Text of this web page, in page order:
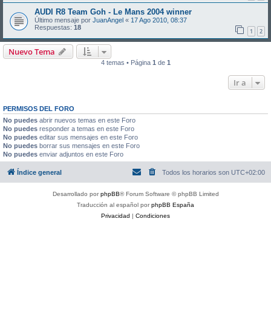
AUDI R8 Team Goh - Le Mans 2004 winner
Último mensaje por JuanAngel « 17 Ago 2010, 08:37
Respuestas: 18 1 2
Nuevo Tema
4 temas • Página 1 de 1
Ir a
PERMISOS DEL FORO
No puedes abrir nuevos temas en este Foro
No puedes responder a temas en este Foro
No puedes editar sus mensajes en este Foro
No puedes borrar sus mensajes en este Foro
No puedes enviar adjuntos en este Foro
Índice general Todos los horarios son UTC+02:00
Desarrollado porphpBB® Forum Software © phpBB Limited
Traducción al español porphpBB España
Privacidad | Condiciones